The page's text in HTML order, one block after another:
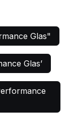
Glas"
Glas’